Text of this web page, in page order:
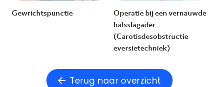
Gewrichtspunctie
Operatie bij een vernauwde
halsslagader
(Carotisdesobstructie
eversietechniek)
Terug naar overzicht